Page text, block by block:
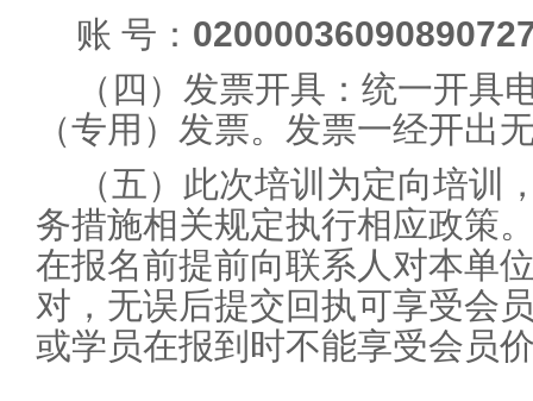
账 号：
（四）发票开具：统一开具
（专用）发票。发票一经开出
（五）此次培训为定向培训
务措施相关规定执行相应政策
在报名前提前向联系人对本单
对，无误后提交回执可享受会
或学员在报到时不能享受会员